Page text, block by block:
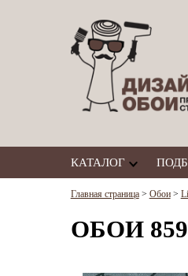
КАТАЛОГ
Главная страница> Обои>
ОБОИ